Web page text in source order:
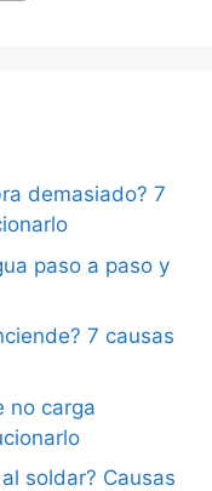
demasiado? 7
paso a paso y
7 causas
no carga
soldar? Causas